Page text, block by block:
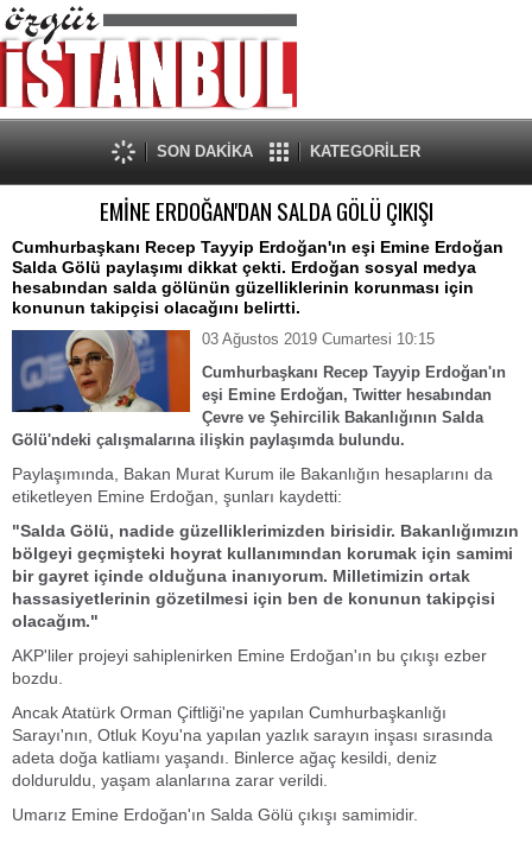
SON DAKİKA KATEGORİLER
EMİNE ERDOĞAN'DAN SALDA GÖLÜ ÇIKIŞI
Cumhurbaşkanı Recep Tayyip Erdoğan'ın eşi Emine Erdoğan
Salda Gölü paylaşımı dikkat çekti. Erdoğan sosyal medya
hesabından salda gölünün güzelliklerinin korunması için
konunun takipçisi olacağını belirtti.
03 Ağustos 2019 Cumartesi 10:15
Cumhurbaşkanı Recep Tayyip Erdoğan'ın
eşi Emine Erdoğan, Twitter hesabından
Çevre ve Şehircilik Bakanlığının Salda
Gölü'ndeki çalışmalarına ilişkin paylaşımda bulundu.
Paylaşımında, Bakan Murat Kurum ile Bakanlığın hesaplarını da
etiketleyen Emine Erdoğan, şunları kaydetti:
"Salda Gölü, nadide güzelliklerimizden birisidir. Bakanlığımızın
bölgeyi geçmişteki hoyrat kullanımından korumak için samimi
bir gayret içinde olduğuna inanıyorum. Milletimizin ortak
hassasiyetlerinin gözetilmesi için ben de konunun takipçisi
olacağım."
AKP'liler projeyi sahiplenirken Emine Erdoğan'ın bu çıkışı ezber
bozdu.
Ancak Atatürk Orman Çiftliği'ne yapılan Cumhurbaşkanlığı
Sarayı'nın, Otluk Koyu'na yapılan yazlık sarayın inşası sırasında
adeta doğa katliamı yaşandı. Binlerce ağaç kesildi, deniz
dolduruldu, yaşam alanlarına zarar verildi.
Umarız Emine Erdoğan'ın Salda Gölü çıkışı samimidir.